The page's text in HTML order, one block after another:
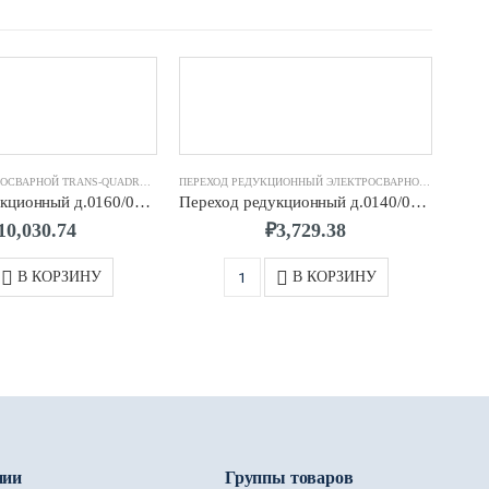
ЭЛЕКТРОСВАРНЫЕ TRANS-QUADROФИТИНГИ ЭЛЕКТРОСВАРНЫЕ TRANS-QUADRO
Тройник редукционный д.0160/0063 SDR11 ПЭ100 TRANS-QUADRO
В КОРЗИНУ
Переход редукционный д.0140/0125 SDR11 ПЭ100 TRANS-QUADRO
₽3,729.38
В КОРЗИНУ
Группы товаров